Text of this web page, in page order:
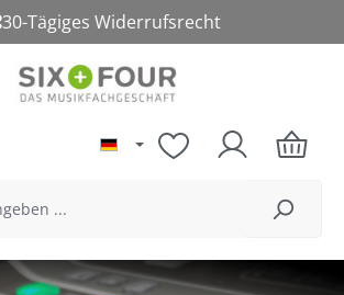
30-Tägiges Widerrufsrecht